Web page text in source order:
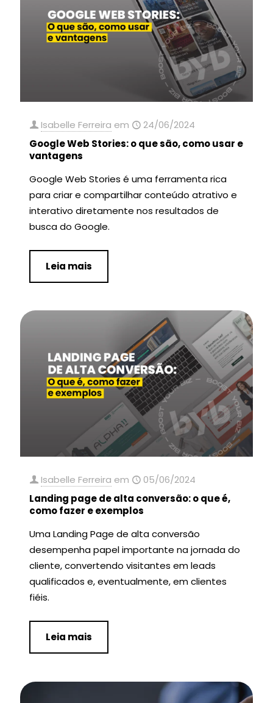
Isabelle Ferreira em
24/06/2024
Google Web Stories: o que são, como usar e
vantagens
Google Web Stories é uma ferramenta rica
para criar e compartilhar conteúdo atrativo e
interativo diretamente nos resultados de
busca do Google.
Leia mais
Isabelle Ferreira em
05/06/2024
Landing page de alta conversão: o que é,
como fazer e exemplos
Uma Landing Page de alta conversão
desempenha papel importante na jornada do
cliente, convertendo visitantes em leads
qualificados e, eventualmente, em clientes
fiéis.
Leia mais